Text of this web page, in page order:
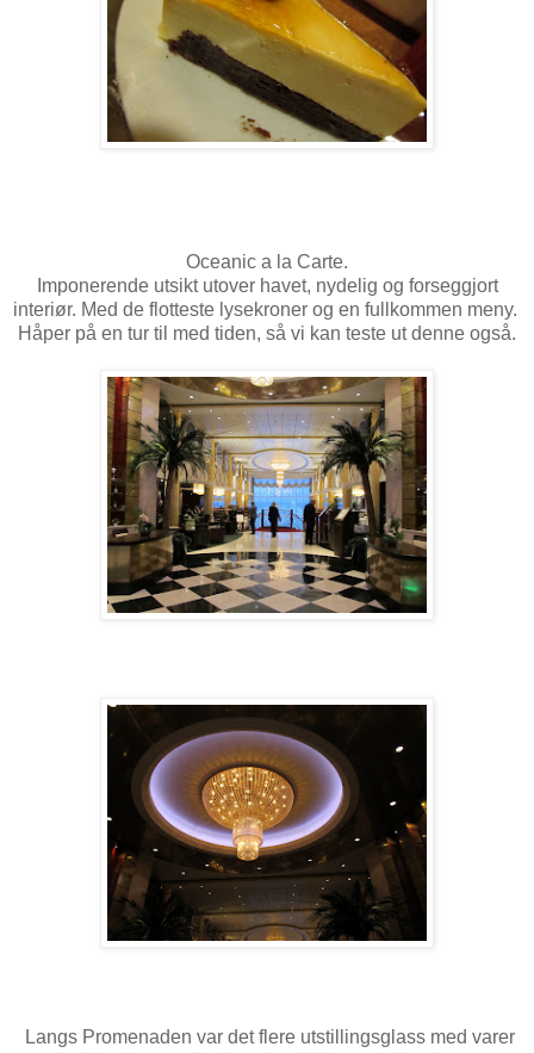
Oceanic a la Carte.
Imponerende utsikt utover havet, nydelig og forseggjort
interiør. Med de flotteste lysekroner og en fullkommen meny.
Håper på en tur til med tiden, så vi kan teste ut denne også.
Langs Promenaden var det flere utstillingsglass med varer